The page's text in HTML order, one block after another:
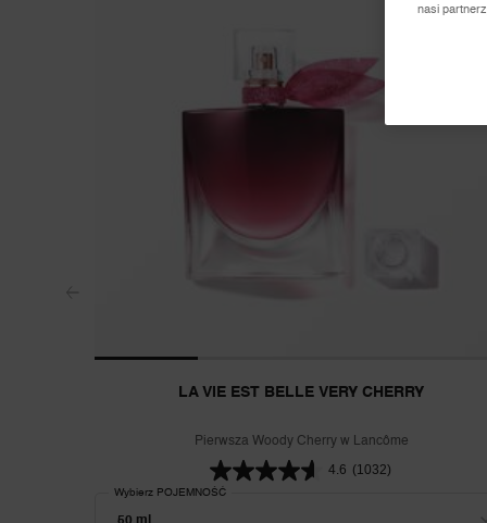
LA VIE EST BELLE VERY CHERRY
Pierwsza Woody Cherry w Lancôme
4.6 (1032)
Wybierz POJEMNOŚĆ
nasi